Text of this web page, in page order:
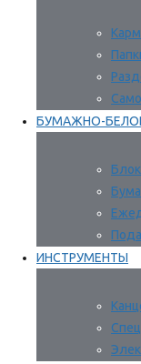
БУМАЖНО-
ИНСТРУМЕНТЫ